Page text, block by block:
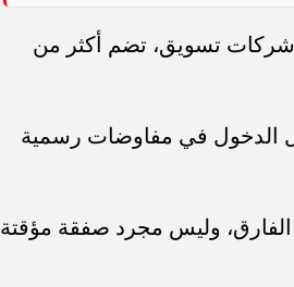
تسويق، تضم أكثر من
قبل الدخول في مفاوضات رسمية
وليس مجرد صفقة مؤقتة